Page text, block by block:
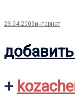
23.04.2009интернет
+